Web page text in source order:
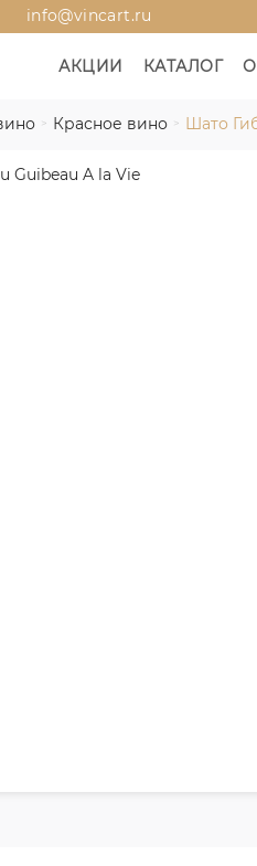
info@vincart.ru
АКЦИИ КАТАЛОГ
Красное вино Шато